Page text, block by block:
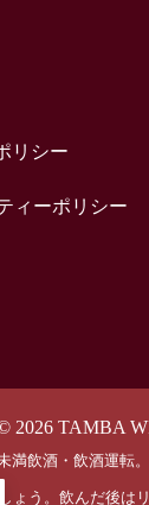
リシー
ィーポリシー
2026 TAMBA
飲酒・飲酒運転
ょう。飲んだ後は